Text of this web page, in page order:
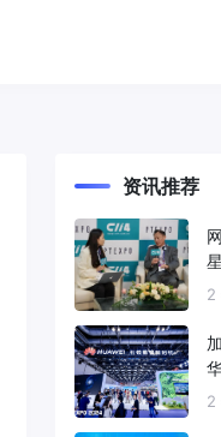
资讯推荐
2
2